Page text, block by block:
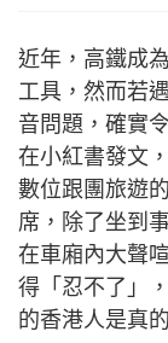
近年，高鐵成
工具，然而若
音問題，確實
在小紅書發文
數位跟團旅遊
席，除了坐到
在車廂內大聲
得「忍不了」
的香港人是真